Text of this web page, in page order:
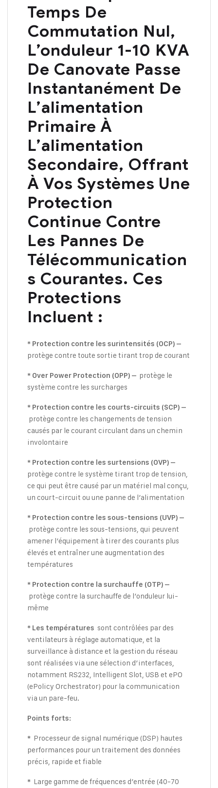
Temps De
Commutation Nul,
L’onduleur 1-10 KVA
De Canovate Passe
Instantanément De
L’alimentation
Primaire À
L’alimentation
Secondaire, Offrant
À Vos Systèmes Une
Protection
Continue Contre
Les Pannes De
Télécommunication
S Courantes. Ces
Protections
Incluent :
* Protection contre les surintensités (OCP) –
protège contre toute sortie tirant trop de courant
* Over Power Protection (OPP) – protège le
système contre les surcharges
* Protection contre les courts-circuits (SCP) –
protège contre les changements de tension
causés par le courant circulant dans un chemin
involontaire
* Protection contre les surtensions (OVP) –
protège contre le système tirant trop de tension,
ce qui peut être causé par un matériel mal conçu,
un court-circuit ou une panne de l’alimentation
* Protection contre les sous-tensions (UVP) –
protège contre les sous-tensions, qui peuvent
amener l’équipement à tirer des courants plus
élevés et entraîner une augmentation des
températures
* Protection contre la surchauffe (OTP) –
protège contre la surchauffe de l’onduleur lui-
même
* Les températures sont contrôlées par des
ventilateurs à réglage automatique, et la
surveillance à distance et la gestion du réseau
sont réalisées via une sélection d’interfaces,
notamment RS232, Intelligent Slot, USB et ePO
(ePolicy Orchestrator) pour la communication
via un pare-feu.
Points forts:
* Processeur de signal numérique (DSP) hautes
performances pour un traitement des données
précis, rapide et fiable
* Large gamme de fréquences d’entrée (40-70